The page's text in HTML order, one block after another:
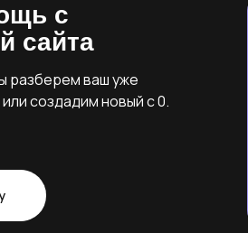
с
сайта
разберем ваш уже
создадим новый с 0.